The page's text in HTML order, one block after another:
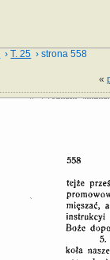
›T. 25 › strona 558
«